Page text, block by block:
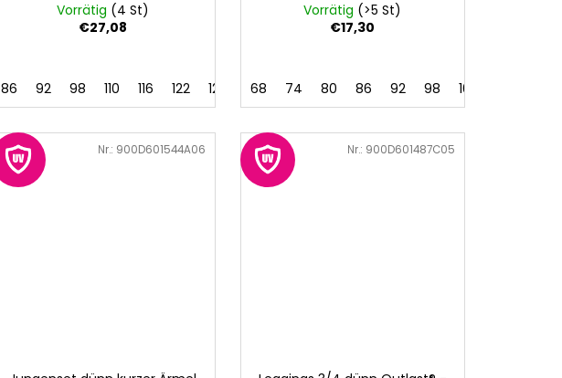
Vorrätig (4 St)
€27,08
86 92 98 110 116 122 128
Vorrätig (>5 St)
€17,30
68 74 80 86 92 98 104
Art.-Nr.: 900D601544A06 Art.-Nr.: 900D601487C05